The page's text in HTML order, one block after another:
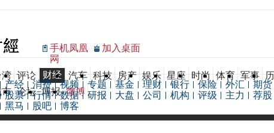
手机凤凰
网
加入桌面
湾 评论 财经 汽车 科技 房产 娱乐 星座 时尚 体育 军事
市 论坛 博报 微博
产经 消费 视频 专题 基金 理财 银行 保险 外汇 期货
股票 行情 数据 研报 大盘 公司 机构 评级 主力 荐股
黑马 股吧 博客